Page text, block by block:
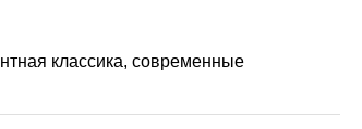
классика, современные